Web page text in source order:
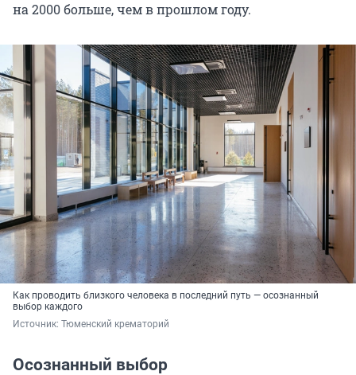
на 2000 больше, чем в прошлом году.
Как проводить близкого человека в последний путь — осознанный
выбор каждого
Источник: Тюменский крематорий
Осознанный выбор